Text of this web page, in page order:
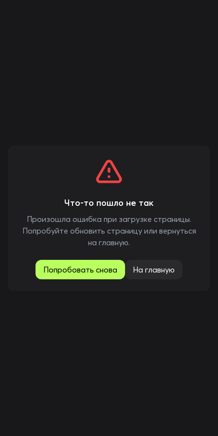
Что-то пошло не так
Произошла ошибка при загрузке страницы.
Попробуйте обновить страницу или вернуться
на главную.
Попробовать снова На главную